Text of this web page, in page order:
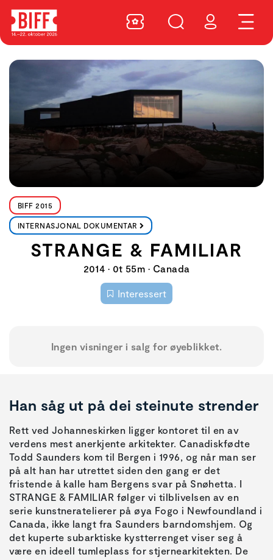
BIFF 2015
INTERNASJONAL DOKUMENTAR
STRANGE & FAMILIAR
2014 • 0t 55m • Canada
Interessert
Ingen visninger i salg for øyeblikket.
Han såg ut på dei steinute strender
Rett ved Johanneskirken ligger kontoret til en av
verdens mest anerkjente arkitekter. Canadiskfødte
Todd Saunders kom til Bergen i 1996, og når man ser
på alt han har utrettet siden den gang er det
fristende å kalle ham Bergens svar på Snøhetta. I
STRANGE & FAMILIAR følger vi tilblivelsen av en
serie kunstneratelierer på øya Fogo i Newfoundland i
Canada, ikke langt fra Saunders barndomshjem. Og
det kuperte subarktiske kystterrenget viser seg å
være en ideell tumleplass for stjernearkitekten. De